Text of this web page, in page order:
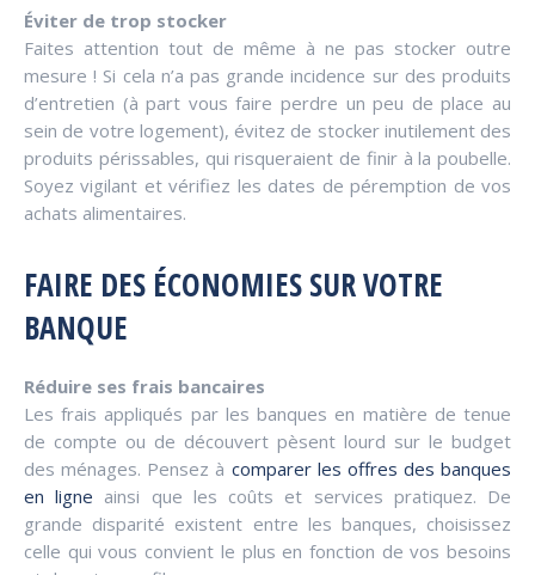
Éviter de trop stocker
Faites attention tout de même à ne pas stocker outre
mesure ! Si cela n’a pas grande incidence sur des produits
d’entretien (à part vous faire perdre un peu de place au
sein de votre logement), évitez de stocker inutilement des
produits périssables, qui risqueraient de finir à la poubelle.
Soyez vigilant et vérifiez les dates de péremption de vos
achats alimentaires.
FAIRE DES ÉCONOMIES SUR VOTRE
BANQUE
Réduire ses frais bancaires
Les frais appliqués par les banques en matière de tenue
de compte ou de découvert pèsent lourd sur le budget
des ménages. Pensez à comparer les offres des banques
en ligne ainsi que les coûts et services pratiquez. De
grande disparité existent entre les banques, choisissez
celle qui vous convient le plus en fonction de vos besoins